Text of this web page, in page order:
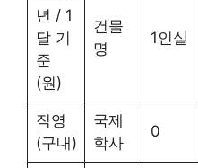
년 / 1
달 기
준
(원)
건물
명
1인실
직영
(구내)
국제
학사
0